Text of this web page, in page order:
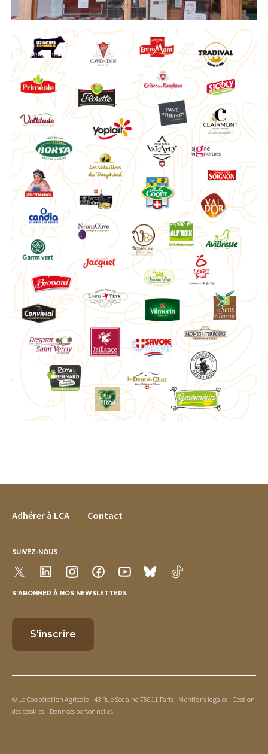
FOOTER MENU
Adhérer à LCA Contact
SUIVEZ-NOUS
S’ABONNER À NOS NEWSLETTERS
© La Coopération Agricole - 43 Rue Sedaine 75011 Paris - Mentions légales -Gestion
des cookies- Données personnelles